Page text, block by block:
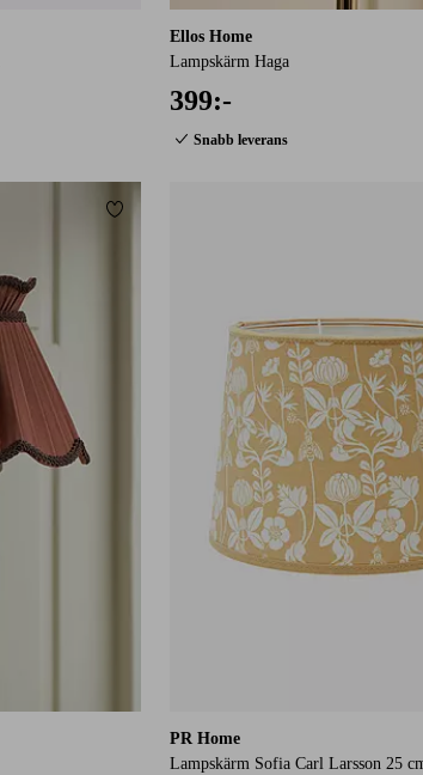
Ellos Home
Lampskärm Haga
399:-
Snabb leverans
Lägg till i favoriter
PR Home
Lampskärm Sofia Carl Larsson 25